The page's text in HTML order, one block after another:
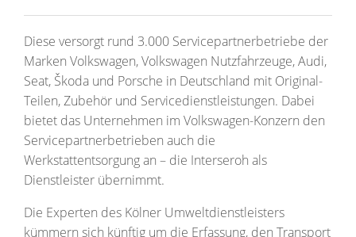
Diese versorgt rund 3.000 Servicepartnerbetriebe der
Marken Volkswagen, Volkswagen Nutzfahrzeuge, Audi,
Seat, Škoda und Porsche in Deutschland mit Original-
Teilen, Zubehör und Servicedienstleistungen. Dabei
bietet das Unternehmen im Volkswagen-Konzern den
Servicepartnerbetrieben auch die
Werkstattentsorgung an – die Interseroh als
Dienstleister übernimmt.
Die Experten des Kölner Umweltdienstleisters
kümmern sich künftig um die Erfassung, den Transport